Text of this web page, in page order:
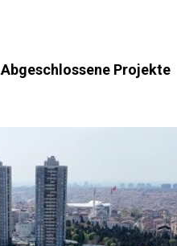
Abgeschlossene Projekte